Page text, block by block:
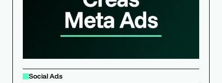
Social Ads